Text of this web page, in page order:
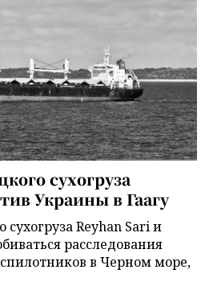
сухогруза
Украины в Гаагу
Reyhan Sari и
расследования
в Черном море,